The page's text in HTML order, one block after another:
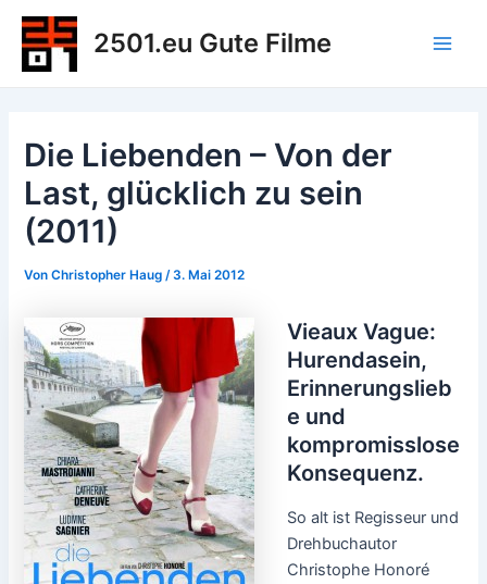
Zum
Inhalt
springen
2501.eu Gute Filme
Die Liebenden – Von der
Last, glücklich zu sein
(2011)
VonChristopher Haug/3. Mai 2012
Vieaux Vague:
Hurendasein,
Erinnerungslieb
e und
kompromisslose
Konsequenz.
So alt ist Regisseur und
Drehbuchautor
Christophe Honoré